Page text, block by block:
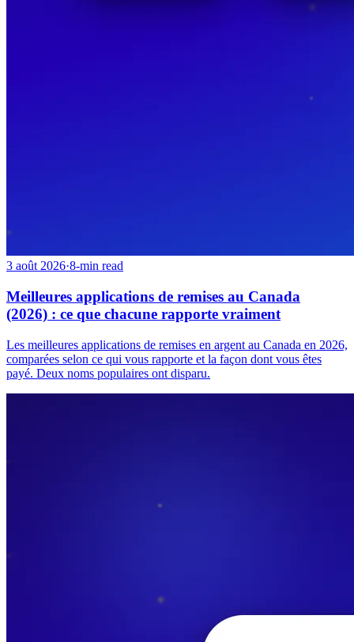
3 août 2026·8-min read
Meilleures applications de remises au Canada
(2026) : ce que chacune rapporte vraiment
Les meilleures applications de remises en argent au Canada en 2026,
comparées selon ce qui vous rapporte et la façon dont vous êtes
payé. Deux noms populaires ont disparu.